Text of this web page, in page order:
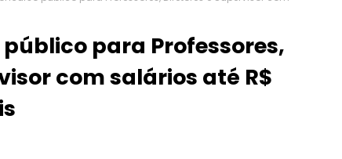
para Professores,
com salários até R$